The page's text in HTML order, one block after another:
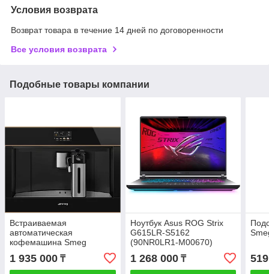
Условия возврата
Возврат товара в течение 14 дней по договоренности
Все условия возврата
Подобные товары компании
Встраиваемая
автоматическая
кофемашина Smeg
1 935 000 ₸
Ноутбук Asus ROG Strix
G615LR-S5162
(90NR0LR1-M00670)
1 268 000₸